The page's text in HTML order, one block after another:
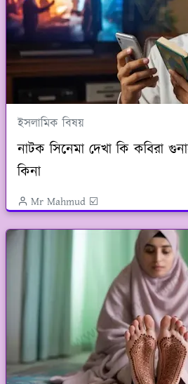
ইসলামিক বিষয়
নাটক সিনেমা দেখা কি কবিরা
কিনা
Mr Mahmud ☑️